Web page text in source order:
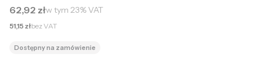
Cena brutto
62,92 złw tym 23%VAT
Cena netto
51,15 złbez VAT
Dostępny na zamówienie